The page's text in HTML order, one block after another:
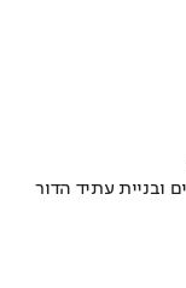
ובניית עתיד הדור